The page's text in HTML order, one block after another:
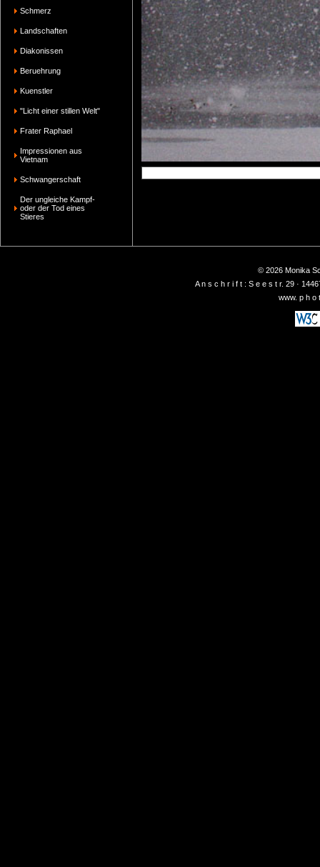
Schmerz
Landschaften
Diakonissen
Beruehrung
Kuenstler
"Licht einer stillen Welt"
Frater Raphael
Impressionen aus
Vietnam
Schwangerschaft
Der ungleiche Kampf-
oder der Tod eines
Stieres
© 2026 Monika
A n s c h r i f t : S e e s t r. 29 ·
www. p h o